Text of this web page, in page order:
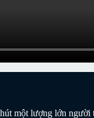
một lượng lớn người